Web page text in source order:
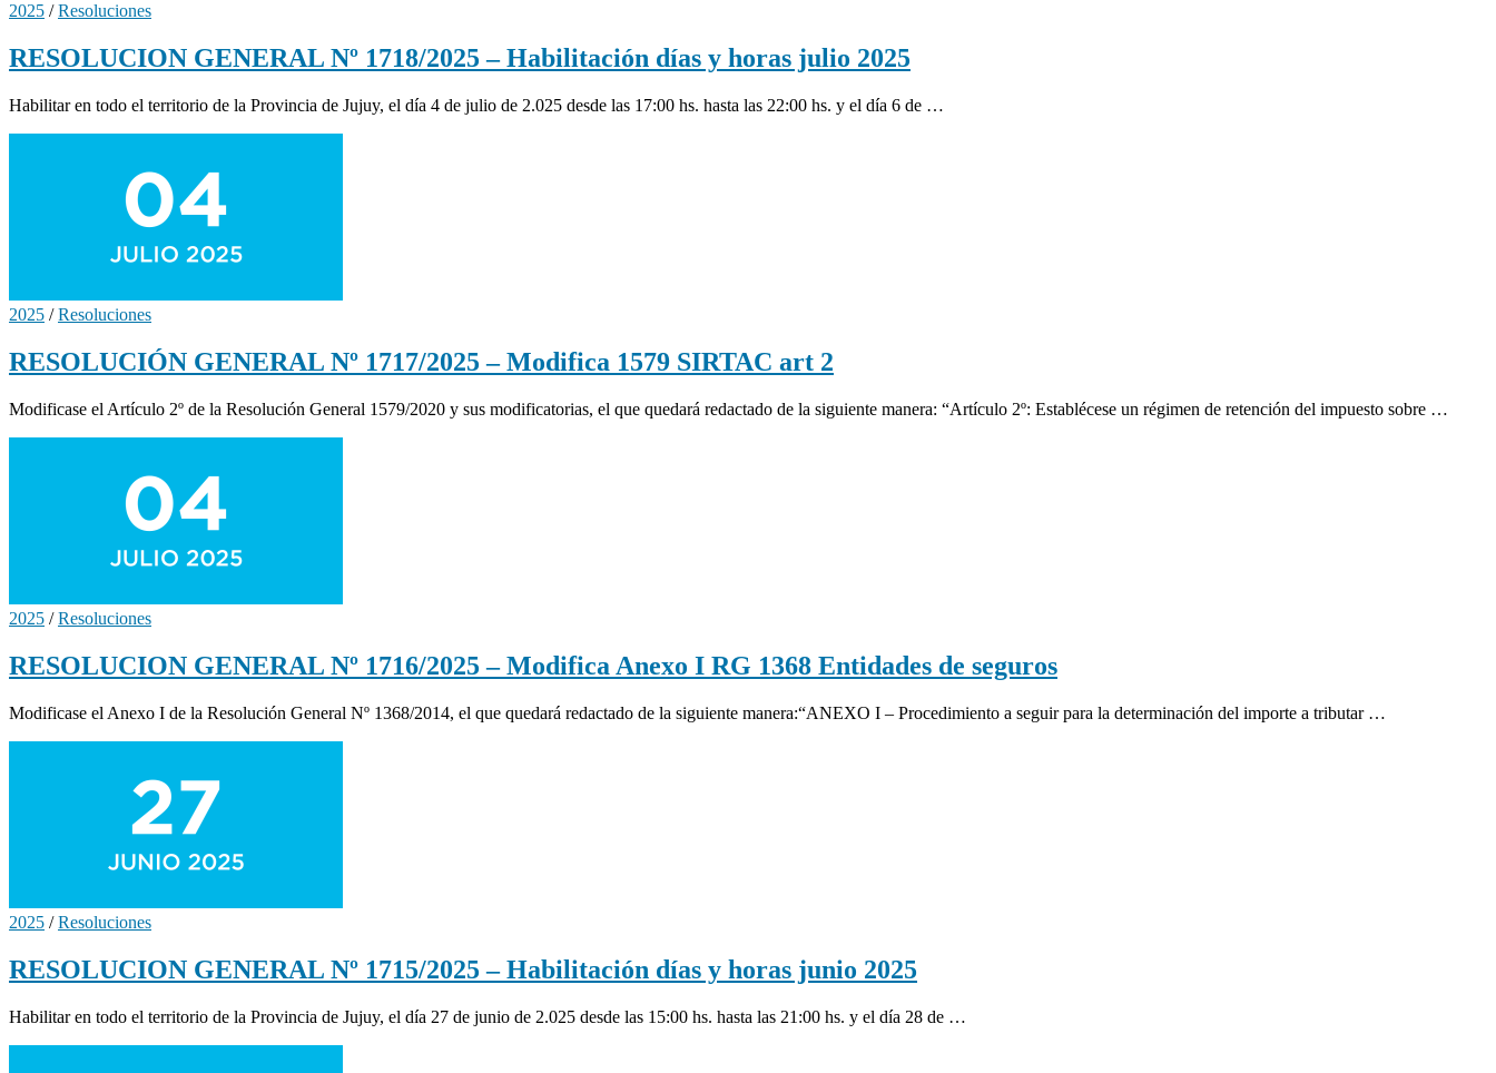
2025 /Resoluciones
RESOLUCION GENERAL Nº 1718/2025 – Habilitación días y horas julio 2025
Habilitar en todo el territorio de la Provincia de Jujuy, el día 4 de julio de 2.025 desde las 17:00 hs. hasta las 22:00 hs. y el día 6 de …
2025 /Resoluciones
RESOLUCIÓN GENERAL Nº 1717/2025 – Modifica 1579 SIRTAC art 2
Modificase el Artículo 2º de la Resolución General 1579/2020 y sus modificatorias, el que quedará redactado de la siguiente manera: “Artículo 2º: Establécese un régimen de retención del impuesto sobre …
2025 /Resoluciones
RESOLUCION GENERAL Nº 1716/2025 – Modifica Anexo I RG 1368 Entidades de seguros
Modificase el Anexo I de la Resolución General Nº 1368/2014, el que quedará redactado de la siguiente manera:“ANEXO I – Procedimiento a seguir para la determinación del importe a tributar …
2025 /Resoluciones
RESOLUCION GENERAL Nº 1715/2025 – Habilitación días y horas junio 2025
Habilitar en todo el territorio de la Provincia de Jujuy, el día 27 de junio de 2.025 desde las 15:00 hs. hasta las 21:00 hs. y el día 28 de …